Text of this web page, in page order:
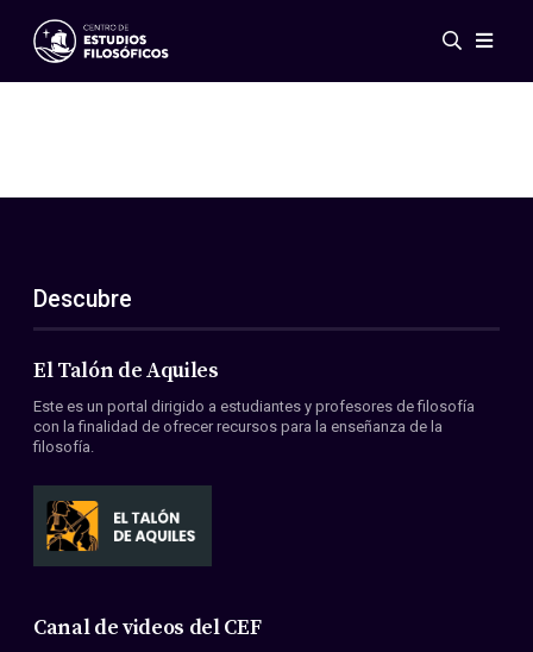
Eventos
ES
EN
Acerca de nosotros
Miembros
Convenios
Descubre
El Talón de Aquiles
Este es un portal dirigido a estudiantes y profesores de filosofía
con la finalidad de ofrecer recursos para la enseñanza de la
filosofía.
Canal de videos del CEF